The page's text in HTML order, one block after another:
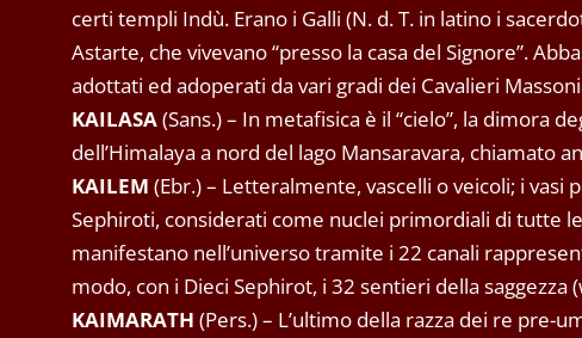
certi templi Indù. Erano i Galli (N. d. T. in latino i
Astarte, che vivevano “presso la casa del Signore”.
adottati ed adoperati da vari gradi dei Cavalieri
KAILASA(Sans.) – In metafisica è il “cielo”, la dimora
dell’Himalaya a nord del lago Mansaravara, chiamato
KAILEM (Ebr.) – Letteralmente, vascelli o veicoli; i
Sephiroti, considerati come nuclei primordiali di tutte
manifestano nell’universo tramite i 22 canali
modo, con i Dieci Sephirot, i 32 sentieri della saggezza
KAIMARATH (Pers.) – L’ultimo della razza dei re pre-